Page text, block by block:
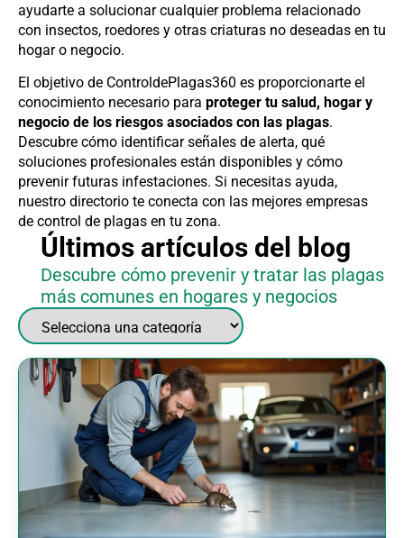
ayudarte a solucionar cualquier problema relacionado
con insectos, roedores y otras criaturas no deseadas en tu
hogar o negocio.
El objetivo de ControldePlagas360 es proporcionarte el
conocimiento necesario para proteger tu salud, hogar y
negocio de los riesgos asociados con las plagas.
Descubre cómo identificar señales de alerta, qué
soluciones profesionales están disponibles y cómo
prevenir futuras infestaciones. Si necesitas ayuda,
nuestro directorio te conecta con las mejores empresas
de control de plagas en tu zona.
Últimos artículos del blog
Descubre cómo prevenir y tratar las plagas
más comunes en hogares y negocios